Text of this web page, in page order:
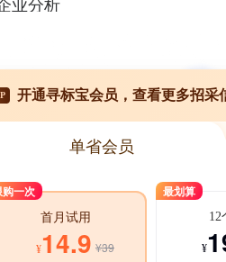
开通寻标宝会员，查看更多招采
单省会员
购一次
首月试用
¥14.9 ¥39
最划算
12
¥